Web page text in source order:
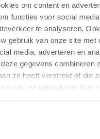
om content en
functies voor social
te analyseren.
gebruik van onze site met
media, adverteren en
gegevens combineren
ze heeft verstrekt of die
van uw gebruik van hun
de feiten aan wat
en zaten op een
dagen.”
team de
uit. Elke week worden
Rolf Smit.
opschonen, in
“De samenwerking is